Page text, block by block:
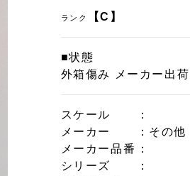
ランク 【C】
■状態
外箱傷み メーカー出
スケール
：
メーカー
：その他
メーカー品番
：
シリーズ
：